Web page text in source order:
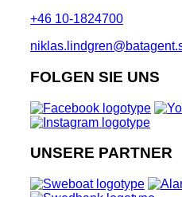
+46 10-1824700
FOLGEN SIE UNS
UNSERE PARTNER